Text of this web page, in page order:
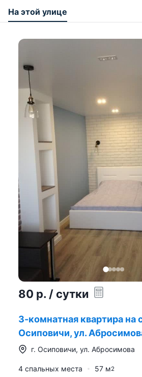
На этой улице
80 р. / сутки
3-комнатная квартира на
Осиповичи, ул.
г. Осиповичи, ул. Абросимова
4 спальных места 57 м2